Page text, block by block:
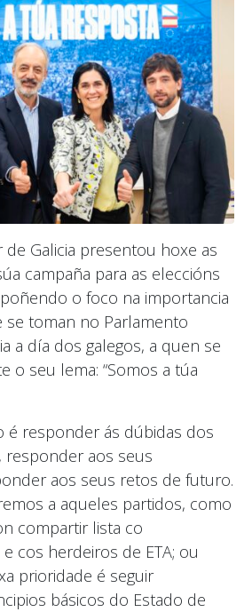
Galicia presentou hoxe as
campaña para as eleccións
o foco na importancia
se toman no Parlamento
a día dos galegos, a quen se
o seu lema: “Somos a túa
é responder ás dúbidas dos
responder aos seus
aos seus retos de futuro.
a aqueles partidos, como
compartir lista co
cos herdeiros de ETA; ou
prioridade é seguir
básicos do Estado de